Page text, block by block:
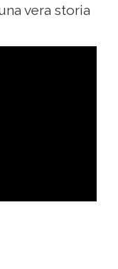
vera storia